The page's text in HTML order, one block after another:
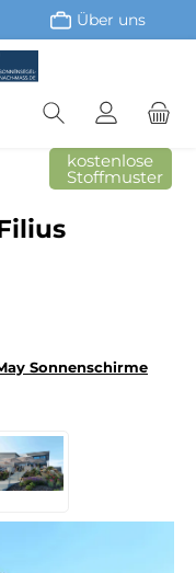
Über uns
kostenlose
Stoffmuster
Sonnenschirme